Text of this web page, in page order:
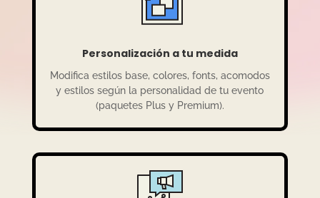
Personalización a tu medida
Modifica estilos base, colores, fonts, acomodos
y estilos según la personalidad de tu evento
(paquetes Plus y Premium).